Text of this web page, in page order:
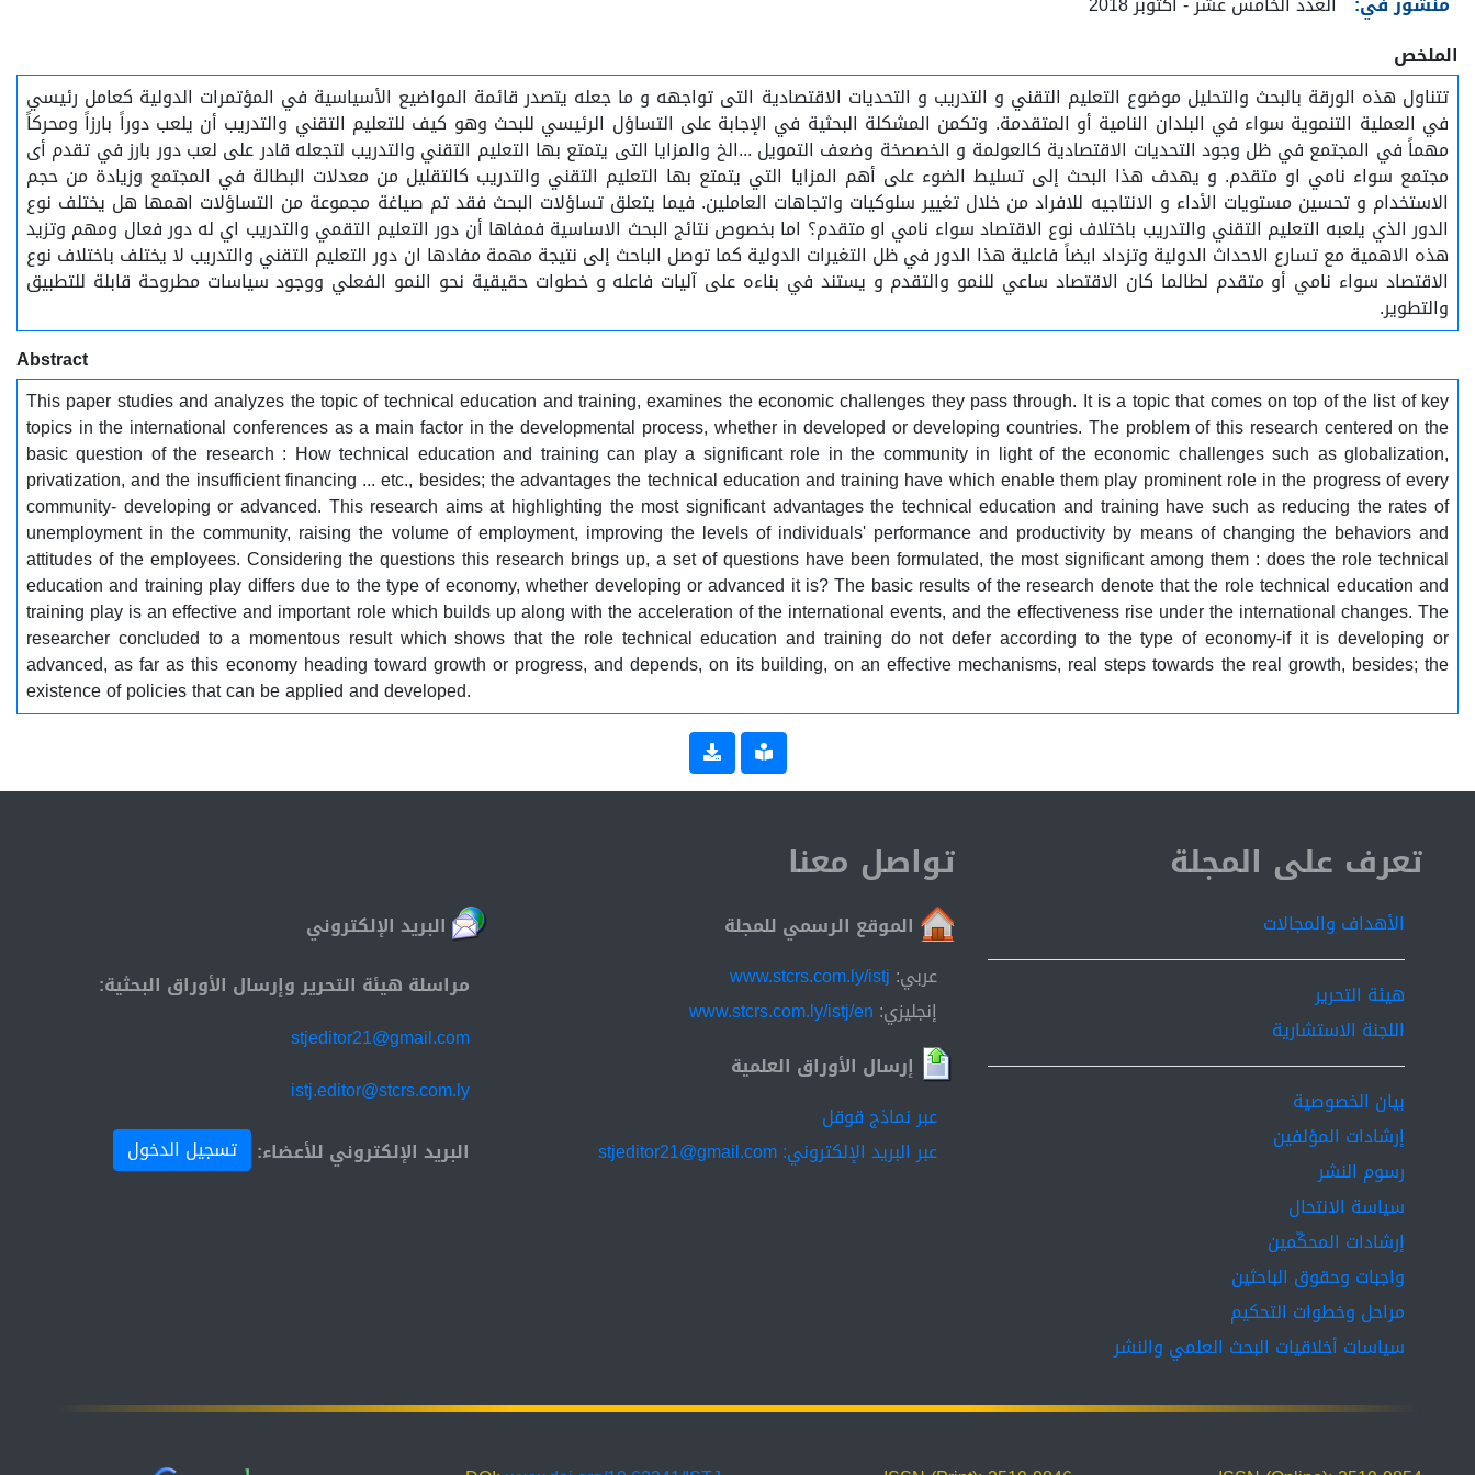
الملخص
تتناول هذه الورقة بالبحث والتحليل موضوع التعليم التقني و التدريب و التحديات الاقتصادية التى تواجهه و ما جعله يتصدر قائمة المواضيع الأسياسية في المؤتمرات الدولية كعامل رئيسي
في العملية التنموية سواء في البلدان النامية أو المتقدمة. وتكمن المشكلة البحثية في الإجابة على التساؤل الرئيسي للبحث وهو كيف للتعليم التقني والتدريب أن يلعب دوراً بارزاً ومحركاً
مهماً في المجتمع في ظل وجود التحديات الاقتصادية كالعولمة و الخصصخة وضعف التمويل ...الخ والمزايا التى يتمتع بها التعليم التقني والتدريب لتجعله قادر على لعب دور بارز في تقدم أى
مجتمع سواء نامي او متقدم. و يهدف هذا البحث إلى تسليط الضوء على أهم المزايا التي يتمتع بها التعليم التقني والتدريب كالتقليل من معدلات البطالة في المجتمع وزيادة من حجم
الاستخدام و تحسين مستويات الأداء و الانتاجيه للافراد من خلال تغيير سلوكيات واتجاهات العاملين. فيما يتعلق تساؤلات البحث فقد تم صياغة مجموعة من التساؤلات اهمها هل يختلف نوع
الدور الذي يلعبه التعليم التقني والتدريب باختلاف نوع الاقتصاد سواء نامي او متقدم؟ اما بخصوص نتائج البحث الاساسية فمفاها أن دور التعليم التقمي والتدريب اي له دور فعال ومهم وتزيد
هذه الاهمية مع تسارع الاحداث الدولية وتزداد ايضاً فاعلية هذا الدور في ظل التغيرات الدولية كما توصل الباحث إلى نتيجة مهمة مفادها ان دور التعليم التقني والتدريب لا يختلف باختلاف نوع
الاقتصاد سواء نامي أو متقدم لطالما كان الاقتصاد ساعي للنمو والتقدم و يستند في بناءه على آليات فاعله و خطوات حقيقية نحو النمو الفعلي ووجود سياسات مطروحة قابلة للتطبيق
والتطوير.
Abstract
This paper studies and analyzes the topic of technical education and training, examines the economic challenges they pass through. It is a topic that comes on top of the list of key
topics in the international conferences as a main factor in the developmental process, whether in developed or developing countries. The problem of this research centered on the
basic question of the research : How technical education and training can play a significant role in the community in light of the economic challenges such as globalization,
privatization, and the insufficient financing ... etc., besides; the advantages the technical education and training have which enable them play prominent role in the progress of every
community- developing or advanced. This research aims at highlighting the most significant advantages the technical education and training have such as reducing the rates of
unemployment in the community, raising the volume of employment, improving the levels of individuals' performance and productivity by means of changing the behaviors and
attitudes of the employees. Considering the questions this research brings up, a set of questions have been formulated, the most significant among them : does the role technical
education and training play differs due to the type of economy, whether developing or advanced it is? The basic results of the research denote that the role technical education and
training play is an effective and important role which builds up along with the acceleration of the international events, and the effectiveness rise under the international changes. The
researcher concluded to a momentous result which shows that the role technical education and training do not defer according to the type of economy-if it is developing or
advanced, as far as this economy heading toward growth or progress, and depends, on its building, on an effective mechanisms, real steps towards the real growth, besides; the
existence of policies that can be applied and developed.
ISSN 2519-9854
تعرف على المجلة
الأهداف والمجالات
هيئة التحرير
اللجنة الاستشارية
بيان الخصوصية
إرشادات المؤلفين
رسوم النشر
سياسة الانتحال
إرشادات المحكّمين
واجبات وحقوق الباحثين
مراحل وخطوات التحكيم
سياسات أخلاقيات البحث العلمي والنشر
تواصل معنا
الموقع الرسمي للمجلة
عربي: www.stcrs.com.ly/istj
إنجليزي: www.stcrs.com.ly/istj/en
إرسال الأوراق العلمية
عبر نماذج قوقل
عبر البريد الإلكتروني: stjeditor21@gmail.com
البريد الإلكتروني
مراسلة هيئة التحرير وإرسال الأوراق البحثية:
stjeditor21@gmail.com
istj.editor@stcrs.com.ly
البريد الإلكتروني للأعضاء:
تسجيل الدخول